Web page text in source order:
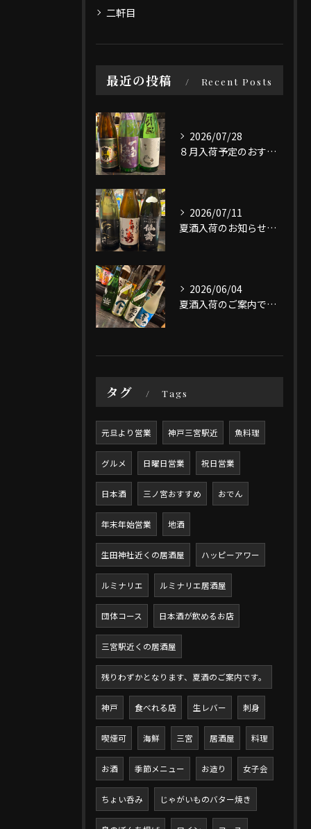
二軒目
最近の投稿 Recent Posts
2026/07/28
８月入荷予定のおすすめ日本酒3選です。
2026/07/11
夏酒入荷のお知らせです。
2026/06/04
夏酒入荷のご案内です。
タグ Tags
元旦より営業 神戸三宮駅近 魚料理
グルメ 日曜日営業 祝日営業
日本酒 三ノ宮おすすめ おでん
年末年始営業 地酒
生田神社近くの居酒屋 ハッピーアワー
ルミナリエ ルミナリエ居酒屋
団体コース 日本酒が飲めるお店
三宮駅近くの居酒屋
残りわずかとなります、夏酒のご案内です。
神戸 食べれる店 生レバー 刺身
喫煙可 海鮮 三宮 居酒屋 料理
お酒 季節メニュー お造り 女子会
ちょい呑み じゃがいものバター焼き